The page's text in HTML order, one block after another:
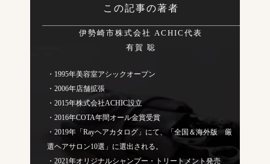
この記事の著者
伊勢崎市株式会社 ACHIC代表
有賀 聡
・1995年美容室アシックオープン
・2006年店舗拡張
・2015年株式会社ACHIC設立
・2016年COTA年間オール金賞受賞
・2019年「Rayヘアカタログ」にて、「全国＆海外版 厳
選ヘアサロン10選」に選出される。
・2021年オリジナルシャンプー・トリートメント発売